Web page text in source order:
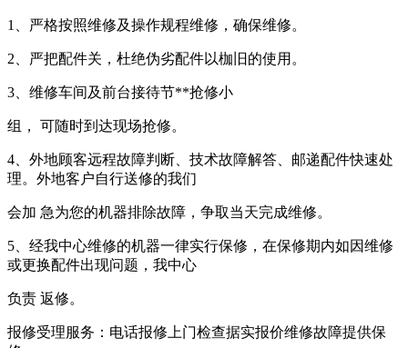
1、严格按照维修及操作规程维修，确保维修。
2、严把配件关，杜绝伪劣配件以枷旧的使用。
3、维修车间及前台接待节**抢修小
组， 可随时到达现场抢修。
4、外地顾客远程故障判断、技术故障解答、邮递配件快速处
理。外地客户自行送修的我们
会加 急为您的机器排除故障，争取当天完成维修。
5、经我中心维修的机器一律实行保修，在保修期内如因维修
或更换配件出现问题，我中心
负责 返修。
报修受理服务：电话报修上门检查据实报价维修故障提供保